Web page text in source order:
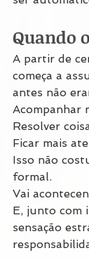
Quando
A partir de
começa a
antes não
Acompanhar
Resolver
Ficar mais
Isso não
formal.
Vai
E, junto com
sensação